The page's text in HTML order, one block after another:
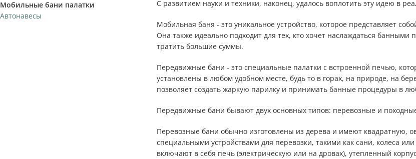
Мобильные бани палатки
Автонавесы
С развитием науки и техники, наконец, удалось воплотить эту идею в
Мобильная баня - это уникальное устройство, которое представляет
Она также идеально подходит для тех, кто хочет наслаждаться
тратить большие суммы.
Передвижные бани - это специальные палатки с встроенной печью,
установлены в любом удобном месте, будь то в горах, на природе, на
позволяет создать жаркую парилку и принимать банные процедуры в
Передвижные бани бывают двух основных типов: перевозные и
Перевозные бани обычно изготовлены из дерева и имеют
специальными устройствами для перевозки, такими как сани, колеса
включают в себя печь (электрическую или на дровах), утепленный